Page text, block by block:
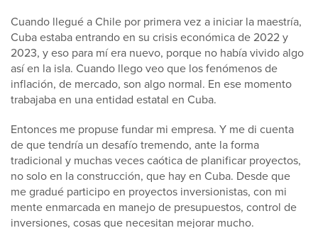
Cuando llegué a Chile por primera vez a iniciar la maestría,
Cuba estaba entrando en su crisis económica de 2022 y
2023, y eso para mí era nuevo, porque no había vivido algo
así en la isla. Cuando llego veo que los fenómenos de
inflación, de mercado, son algo normal. En ese momento
trabajaba en una entidad estatal en Cuba.
Entonces me propuse fundar mi empresa. Y me di cuenta
de que tendría un desafío tremendo, ante la forma
tradicional y muchas veces caótica de planificar proyectos,
no solo en la construcción, que hay en Cuba. Desde que
me gradué participo en proyectos inversionistas, con mi
mente enmarcada en manejo de presupuestos, control de
inversiones, cosas que necesitan mejorar mucho.